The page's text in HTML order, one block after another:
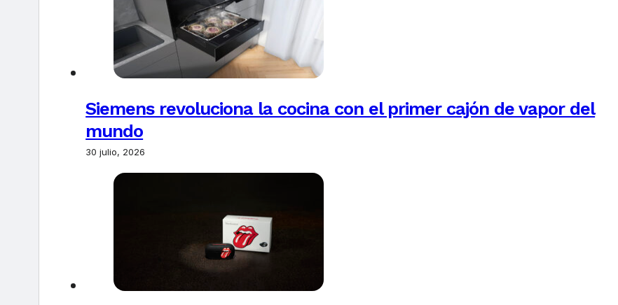
Siemens revoluciona la cocina con el primer cajón de vapor del
mundo
30 julio, 2026